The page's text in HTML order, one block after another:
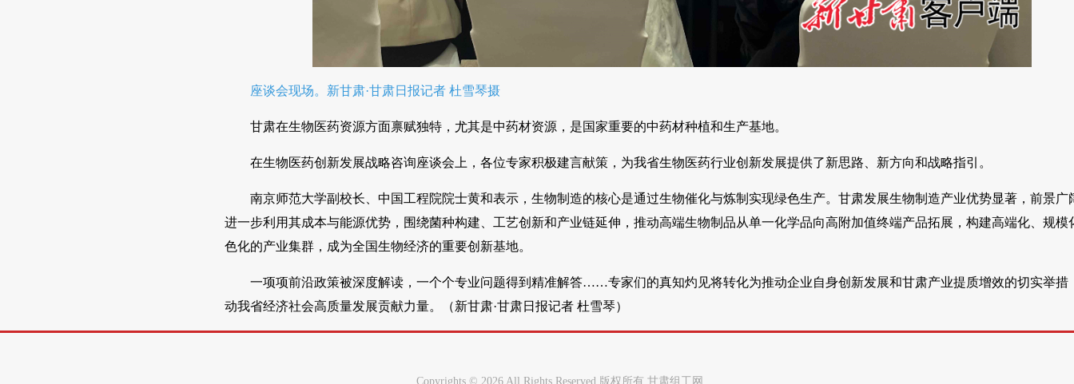
座谈会现场。新甘肃·甘肃日报记者 杜雪琴摄
甘肃在生物医药资源方面禀赋独特，尤其是中药材资源，是国家重要的中药材种植和生产基地。
在生物医药创新发展战略咨询座谈会上，各位专家积极建言献策，为我省生物医药行业创新发展提供了新思路、新方向和战略指引。
南京师范大学副校长、中国工程院院士黄和表示，生物制造的核心是通过生物催化与炼制实现绿色生产。甘肃发展生物制造产业优势显著，前景广
进一步利用其成本与能源优势，围绕菌种构建、工艺创新和产业链延伸，推动高端生物制品从单一化学品向高附加值终端产品拓展，构建高端化、规模
色化的产业集群，成为全国生物经济的重要创新基地。
一项项前沿政策被深度解读，一个个专业问题得到精准解答……专家们的真知灼见将转化为推动企业自身创新发展和甘肃产业提质增效的切实举措
动我省经济社会高质量发展贡献力量。（新甘肃·甘肃日报记者 杜雪琴）
Copyrights © 2026 All Rights Reserved 版权所有 甘肃组工网